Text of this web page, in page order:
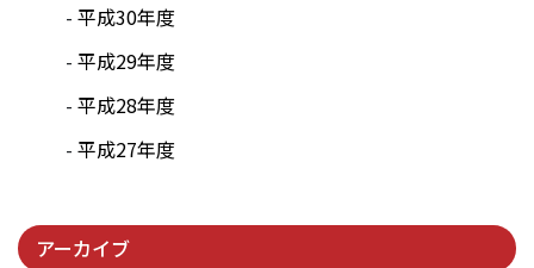
平成30年度
平成29年度
平成28年度
平成27年度
アーカイブ